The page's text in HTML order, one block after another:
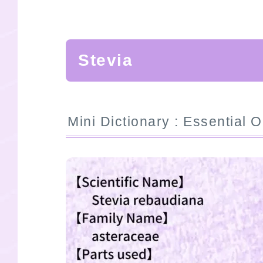
Stevia
Mini Dictionary : Essential